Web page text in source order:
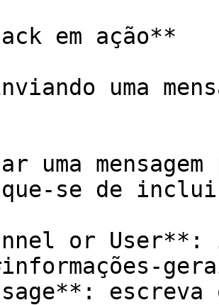
em ação**
uma
uma
se de
or User**:
escreva